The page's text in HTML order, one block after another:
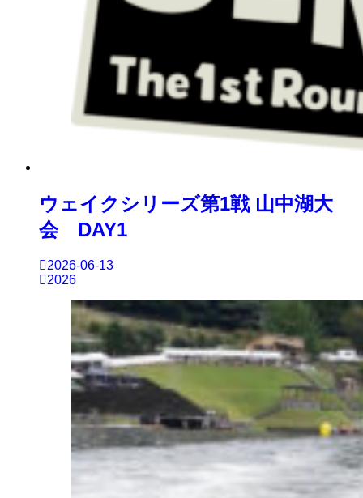
ウェイクシリーズ第1戦 山中湖大
会 DAY1
2026-06-13
2026